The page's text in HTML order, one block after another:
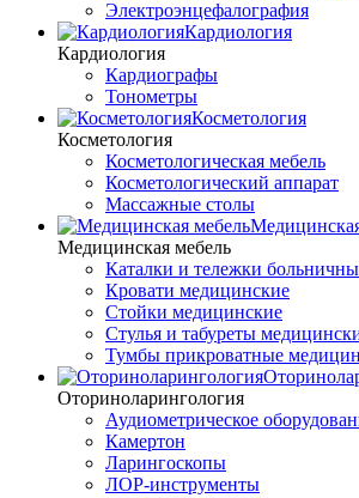
Электроэнцефалография
Кардиология
Кардиология
Кардиографы
Тонометры
Косметология
Косметология
Косметологическая мебель
Косметологический аппарат
Массажные столы
Медицинская мебель
Каталки и тележки
Кровати медицинские
Стойки медицинские
Стулья и табуреты
Тумбы прикроватные
Оториноларингология
Аудиометрическое
Камертон
Ларингоскопы
ЛОР-инструменты